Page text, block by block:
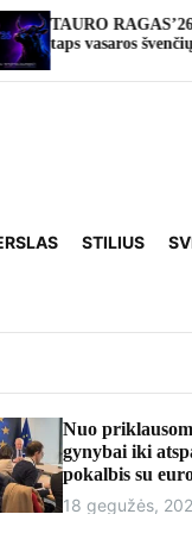
Tauragė keturioms
sostine
STILIUS
Nuo
gynybai iki
pokalbis su
Andriumi
18 gegužės,